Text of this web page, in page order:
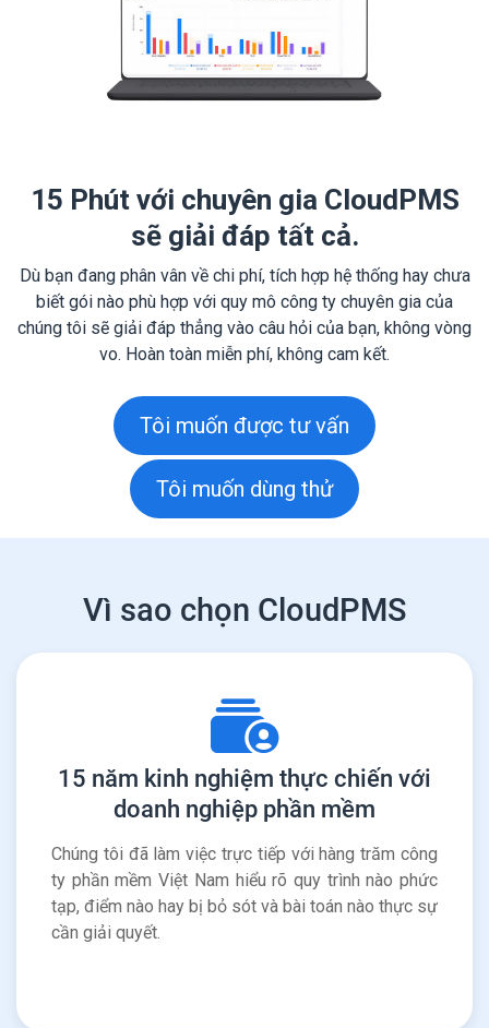
15 Phút với chuyên gia CloudPMS
sẽ giải đáp tất cả.
Dù bạn đang phân vân về chi phí, tích hợp hệ thống hay chưa
biết gói nào phù hợp với quy mô công ty chuyên gia của
chúng tôi sẽ giải đáp thẳng vào câu hỏi của bạn, không vòng
vo. Hoàn toàn miễn phí, không cam kết.
Tôi muốn được tư vấn
Tôi muốn dùng thử
Vì sao chọn CloudPMS
15 năm kinh nghiệm thực chiến với
doanh nghiệp phần mềm
Chúng tôi đã làm việc trực tiếp với hàng trăm công
ty phần mềm Việt Nam hiểu rõ quy trình nào phức
tạp, điểm nào hay bị bỏ sót và bài toán nào thực sự
cần giải quyết.